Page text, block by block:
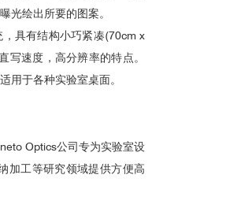
光绘出所要的图案。
具有结构小巧紧凑(70cm x
写速度，高分辨率的特点。
用于各种实验室桌面。
Optics公司专为实验室设
加工等研究领域提供方便高